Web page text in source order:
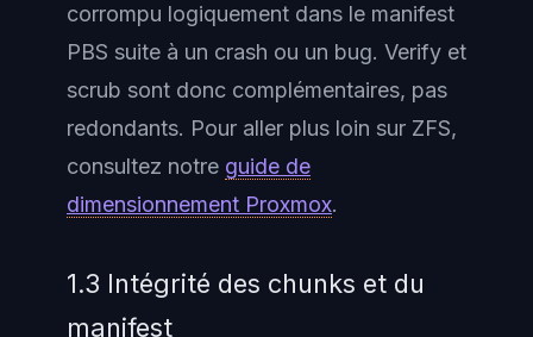
corrompu logiquement dans le manifest
PBS suite à un crash ou un bug. Verify et
scrub sont donc complémentaires, pas
redondants. Pour aller plus loin sur ZFS,
consultez notre guide de
dimensionnement Proxmox.
1.3 Intégrité des chunks et du
manifest